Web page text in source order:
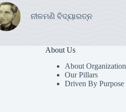
ନୀଳମଣି ବିଦ୍ୟାରତ୍ନ
About Us
About Organization
Our Pillars
Driven By Purpose​